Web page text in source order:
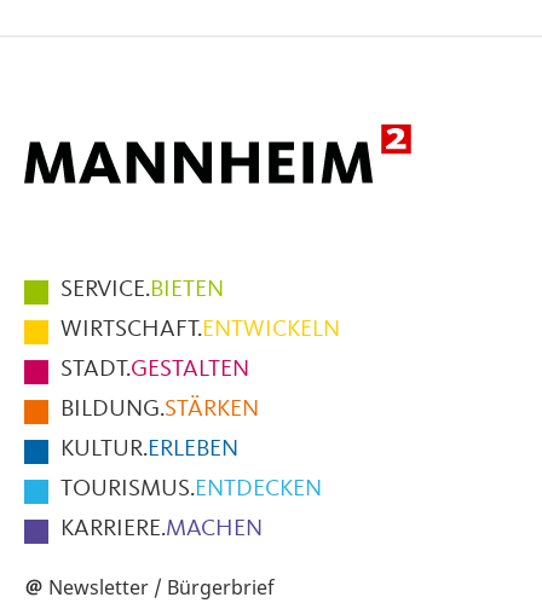
Hauptmenüpunkte
im
Fußbereich
der
Seite
SERVICE.BIETEN
WIRTSCHAFT.ENTWICKELN
STADT.GESTALTEN
BILDUNG.STÄRKEN
KULTUR.ERLEBEN
TOURISMUS.ENTDECKEN
KARRIERE.MACHEN
Newsletter / Bürgerbrief